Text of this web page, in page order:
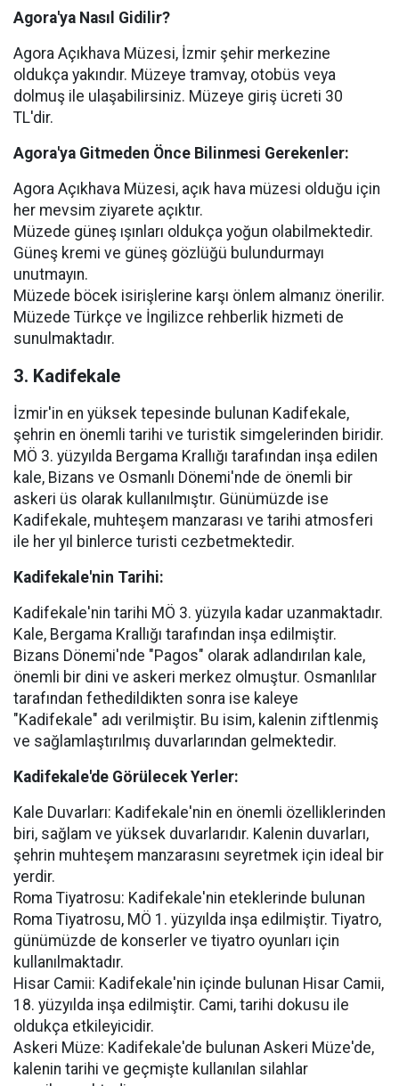
Agora'ya Nasıl Gidilir?
Agora Açıkhava Müzesi, İzmir şehir merkezine
oldukça yakındır. Müzeye tramvay, otobüs veya
dolmuş ile ulaşabilirsiniz. Müzeye giriş ücreti 30
TL'dir.
Agora'ya Gitmeden Önce Bilinmesi Gerekenler:
Agora Açıkhava Müzesi, açık hava müzesi olduğu için
her mevsim ziyarete açıktır.
Müzede güneş ışınları oldukça yoğun olabilmektedir.
Güneş kremi ve güneş gözlüğü bulundurmayı
unutmayın.
Müzede böcek isirişlerine karşı önlem almanız önerilir.
Müzede Türkçe ve İngilizce rehberlik hizmeti de
sunulmaktadır.
3. Kadifekale
İzmir'in en yüksek tepesinde bulunan Kadifekale,
şehrin en önemli tarihi ve turistik simgelerinden biridir.
MÖ 3. yüzyılda Bergama Krallığı tarafından inşa edilen
kale, Bizans ve Osmanlı Dönemi'nde de önemli bir
askeri üs olarak kullanılmıştır. Günümüzde ise
Kadifekale, muhteşem manzarası ve tarihi atmosferi
ile her yıl binlerce turisti cezbetmektedir.
Kadifekale'nin Tarihi:
Kadifekale'nin tarihi MÖ 3. yüzyıla kadar uzanmaktadır.
Kale, Bergama Krallığı tarafından inşa edilmiştir.
Bizans Dönemi'nde "Pagos" olarak adlandırılan kale,
önemli bir dini ve askeri merkez olmuştur. Osmanlılar
tarafından fethedildikten sonra ise kaleye
"Kadifekale" adı verilmiştir. Bu isim, kalenin ziftlenmiş
ve sağlamlaştırılmış duvarlarından gelmektedir.
Kadifekale'de Görülecek Yerler:
Kale Duvarları: Kadifekale'nin en önemli özelliklerinden
biri, sağlam ve yüksek duvarlarıdır. Kalenin duvarları,
şehrin muhteşem manzarasını seyretmek için ideal bir
yerdir.
Roma Tiyatrosu: Kadifekale'nin eteklerinde bulunan
Roma Tiyatrosu, MÖ 1. yüzyılda inşa edilmiştir. Tiyatro,
günümüzde de konserler ve tiyatro oyunları için
kullanılmaktadır.
Hisar Camii: Kadifekale'nin içinde bulunan Hisar Camii,
18. yüzyılda inşa edilmiştir. Cami, tarihi dokusu ile
oldukça etkileyicidir.
Askeri Müze: Kadifekale'de bulunan Askeri Müze'de,
kalenin tarihi ve geçmişte kullanılan silahlar